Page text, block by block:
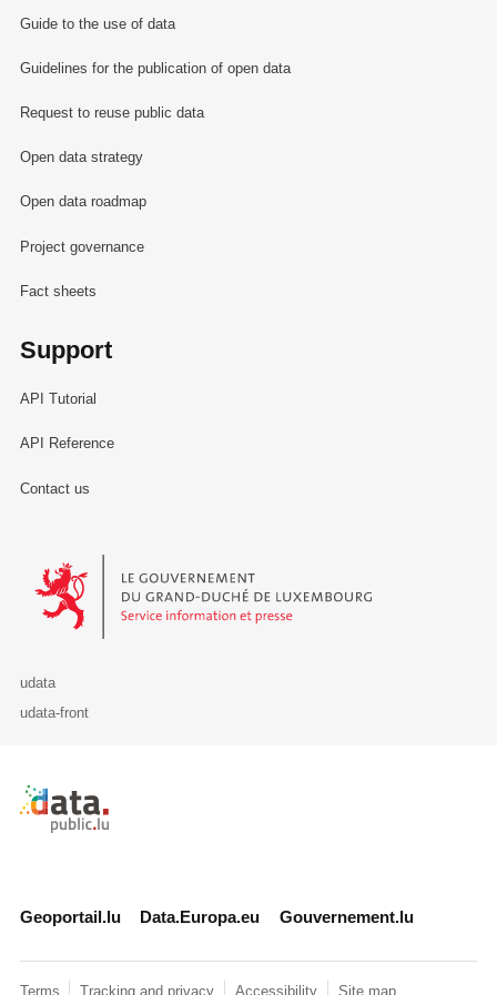
Guide to the use of data
Guidelines for the publication of open data
Request to reuse public data
Open data strategy
Open data roadmap
Project governance
Fact sheets
Support
API Tutorial
API Reference
Contact us
Le Gouvernement du Grand-Duché de Luxembourg - Service
udata
udata-front
Retour à l'accueil de data.public.lu
Geoportail.lu Data.Europa.eu Gouvernement.lu
Terms Tracking and privacy Accessibility Site map